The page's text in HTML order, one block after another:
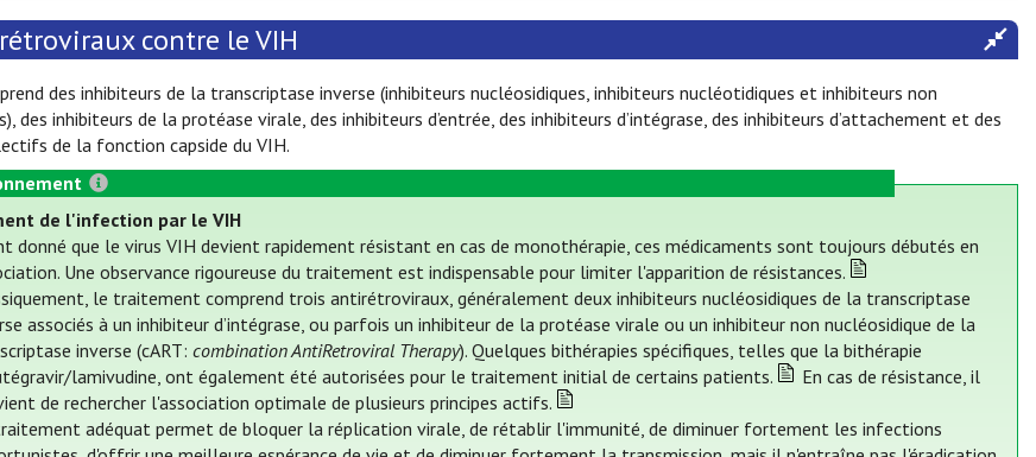
contre le VIH
des inhibiteurs de la transcriptase inverse (inhibiteurs nucléosidiques, inhibiteurs nucléotidiques et inhibiteurs non
des inhibiteurs de la protéase virale, des inhibiteurs d’entrée, des inhibiteurs d’intégrase, des inhibiteurs d’attachement et des
de la fonction capside du VIH.
de l'infection par le VIH
donné que le virus VIH devient rapidement résistant en cas de monothérapie, ces médicaments sont toujours débutés en
Une observance rigoureuse du traitement est indispensable pour limiter l'apparition de résistances.
le traitement comprend trois antirétroviraux, généralement deux inhibiteurs nucléosidiques de la transcriptase
associés à un inhibiteur d’intégrase, ou parfois un inhibiteur de la protéase virale ou un inhibiteur non nucléosidique de la
inverse (cART:combination AntiRetroviral Therapy). Quelques bithérapies spécifiques, telles que la bithérapie
lamivudine, ont également été autorisées pour le traitement initial de certains patients.
En cas de résistance, il
de rechercher l'association optimale de plusieurs principes actifs.
adéquat permet de bloquer la réplication virale, de rétablir l'immunité, de diminuer fortement les infections